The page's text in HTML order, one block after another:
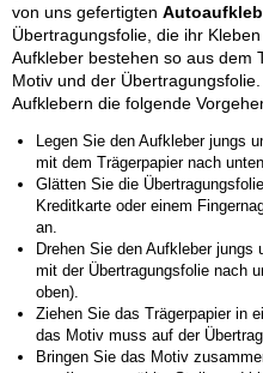
von uns gefertigten
Übertragungsfolie, die ihr
Aufkleber bestehen so aus dem
Motiv und der
Aufklebern die folgende
Legen Sie den Aufkleber jungs
mit dem Trägerpapier nach unten.
Glätten Sie die
Kreditkarte oder einem
an.
Drehen Sie den Aufkleber jungs
mit der Übertragungsfolie nach
oben).
Ziehen Sie das Trägerpapier in
das Motiv muss auf der
Bringen Sie das Motiv